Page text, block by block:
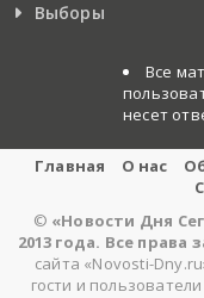
Выборы
Все
несет
Главная О нас
© «Новости Дня
2013 года. Все
сайта «Novosti-
гости и